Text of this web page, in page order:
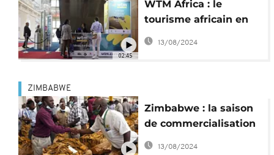
02:45
WTM Africa : le
tourisme africain en
plein essor
13/08/2024
ZIMBABWE
Zimbabwe : la saison
de commercialisation
de tabac ouverte
13/08/2024